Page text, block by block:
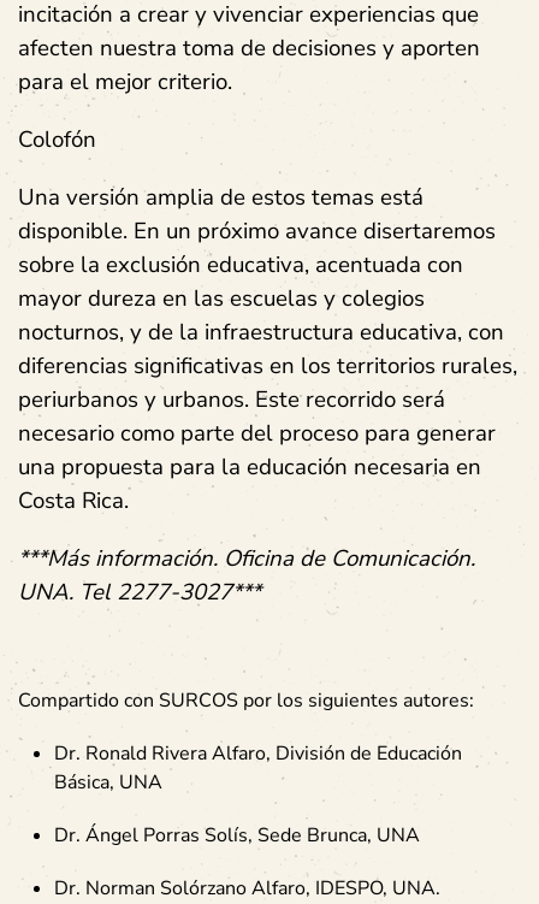
incitación a crear y vivenciar experiencias que
afecten nuestra toma de decisiones y aporten
para el mejor criterio.
Colofón
Una versión amplia de estos temas está
disponible. En un próximo avance disertaremos
sobre la exclusión educativa, acentuada con
mayor dureza en las escuelas y colegios
nocturnos, y de la infraestructura educativa, con
diferencias significativas en los territorios rurales,
periurbanos y urbanos. Este recorrido será
necesario como parte del proceso para generar
una propuesta para la educación necesaria en
Costa Rica.
***Más información. Oficina de Comunicación.
UNA. Tel 2277-3027***
Compartido con SURCOS por los siguientes autores:
Dr. Ronald Rivera Alfaro, División de Educación
Básica, UNA
Dr. Ángel Porras Solís, Sede Brunca, UNA
Dr. Norman Solórzano Alfaro, IDESPO, UNA.